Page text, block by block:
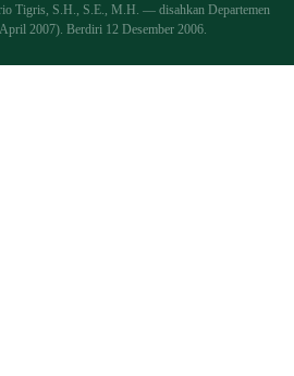
Tigris, S.H., S.E., M.H. — disahkan Departemen
2007). Berdiri 12 Desember 2006.